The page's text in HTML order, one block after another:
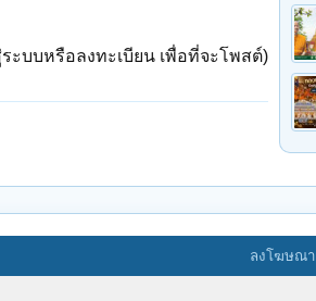
ะบบหรือลงทะเบียน เพื่อที่จะโพสต์)
ลงโฆษณา